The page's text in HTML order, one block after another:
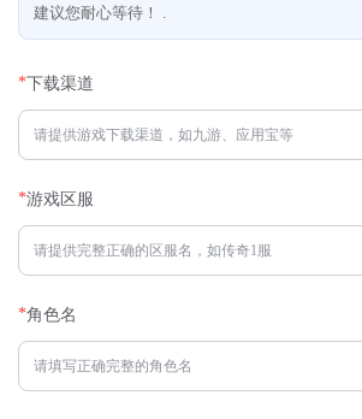
建议您耐心等待！ .
*下载渠道
*游戏区服
*角色名